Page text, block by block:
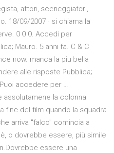
attori, sceneggiatori,
18/09/2007 · si chiama la
0 0 0. Accedi per
Mauro. 5 anni fa. C & C
now. manca la piu bella
alle risposte Pubblica;
accedere per …
assolutamene la colonna
fine del film quando la squadra
arriva "falco" comincia a
è, o dovrebbe essere, più simile
essere una